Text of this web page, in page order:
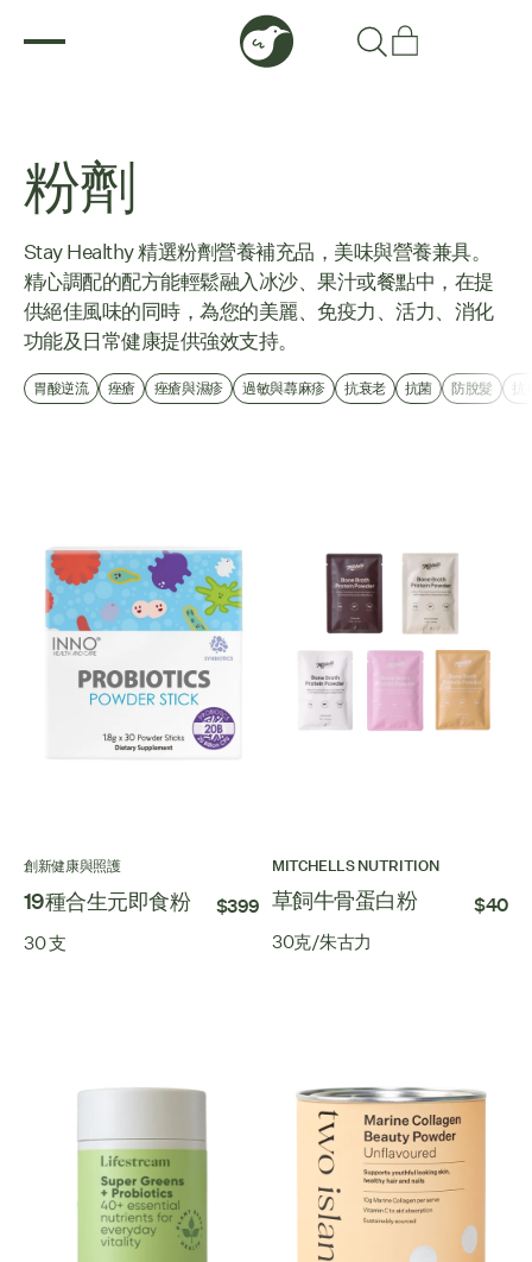
粉劑
Stay Healthy 精選粉劑營養補充品，美味與營養兼具。
精心調配的配方能輕鬆融入冰沙、果汁或餐點中，在提
供絕佳風味的同時，為您的美麗、免疫力、活力、消化
功能及日常健康提供強效支持。
胃酸逆流 痤瘡 痤瘡與濕疹 過敏與蕁麻疹 抗衰老 抗菌 防脫髮 抗
創新健康與照護
19種合生元即食粉 $399
30 支
MITCHELLS NUTRITION
草飼牛骨蛋白粉 $40
30克/朱古力